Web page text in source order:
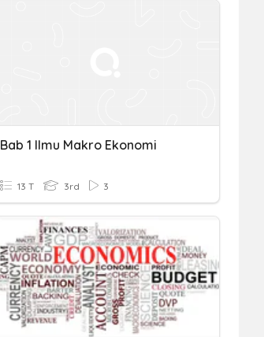
Bab 1 Ilmu Makro Ekonomi
13 T 3rd 3